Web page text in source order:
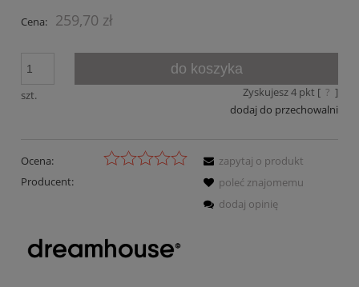
Cena: 259,70 zł
szt.
do koszyka
Zyskujesz4pkt [ ? ]
dodaj do przechowalni
Ocena:
Producent:
zapytaj o produkt
poleć znajomemu
dodaj opinię